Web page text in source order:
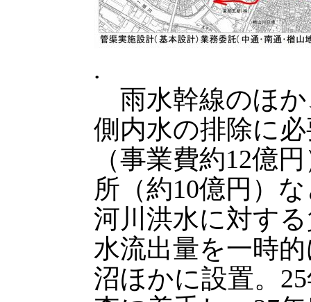
.
雨水幹線のほか
側内水の排除に
（事業費約12億
所（約10億円）
河川洪水に対す
水流出量を一時
沼ほかに設置。